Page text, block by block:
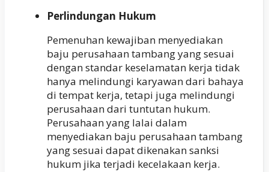
Perlindungan Hukum
Pemenuhan kewajiban menyediakan
baju perusahaan tambang yang sesuai
dengan standar keselamatan kerja tidak
hanya melindungi karyawan dari bahaya
di tempat kerja, tetapi juga melindungi
perusahaan dari tuntutan hukum.
Perusahaan yang lalai dalam
menyediakan baju perusahaan tambang
yang sesuai dapat dikenakan sanksi
hukum jika terjadi kecelakaan kerja.